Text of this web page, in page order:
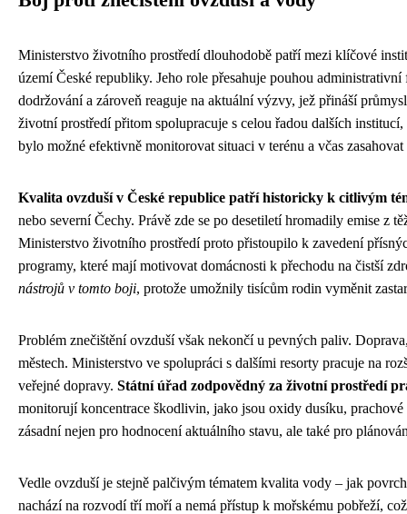
Ministerstvo životního prostředí dlouhodobě patří mezi klíčové
území České republiky. Jeho role přesahuje pouhou
dodržování a zároveň reaguje na aktuální výzvy, jež přináší
životní prostředí přitom spolupracuje s celou řadou dalších
bylo možné efektivně monitorovat situaci v terénu a včas
Kvalita ovzduší v České republice patří historicky k citlivým
nebo severní Čechy. Právě zde se po desetiletí hromadily emise z
Ministerstvo životního prostředí proto přistoupilo k zavedení
programy, které mají motivovat domácnosti k přechodu na čistší
nástrojů v tomto boji, protože umožnily tisícům rodin vyměnit
Problém znečištění ovzduší však nekončí u pevných paliv.
městech. Ministerstvo ve spolupráci s dalšími resorty pracuje na
veřejné dopravy. Státní úřad zodpovědný za životní prostředí
monitorují koncentrace škodlivin, jako jsou oxidy dusíku,
zásadní nejen pro hodnocení aktuálního stavu, ale také pro
Vedle ovzduší je stejně palčivým tématem kvalita vody – jak
nachází na rozvodí tří moří a nemá přístup k mořskému pobřeží,